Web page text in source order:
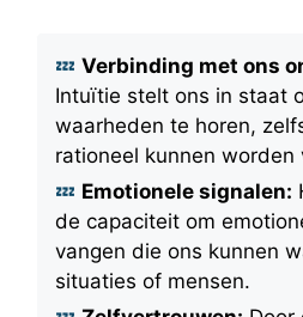
Verbinding met ons
Intuïtie stelt ons in staat
waarheden te horen,
rationeel kunnen worden
Emotionele signalen:
de capaciteit om
vangen die ons kunnen
situaties of mensen.